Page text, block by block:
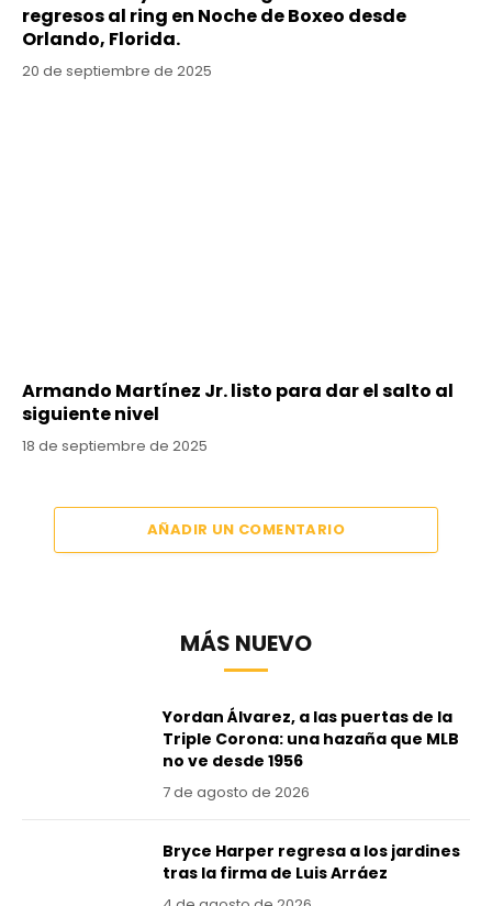
regresos al ring en Noche de Boxeo desde
Orlando, Florida.
20 de septiembre de 2025
Armando Martínez Jr. listo para dar el salto al
siguiente nivel
18 de septiembre de 2025
AÑADIR UN COMENTARIO
MÁS NUEVO
Yordan Álvarez, a las puertas de la
Triple Corona: una hazaña que MLB
no ve desde 1956
7 de agosto de 2026
Bryce Harper regresa a los jardines
tras la firma de Luis Arráez